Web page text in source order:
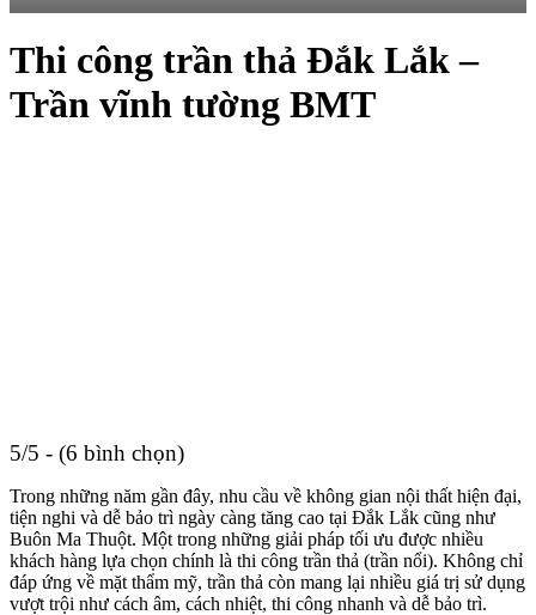
Thi công trần thả Đắk Lắk –
Trần vĩnh tường BMT
5/5 - (6 bình chọn)
Trong những năm gần đây, nhu cầu về không gian nội thất hiện đại,
tiện nghi và dễ bảo trì ngày càng tăng cao tại Đắk Lắk cũng như
Buôn Ma Thuột. Một trong những giải pháp tối ưu được nhiều
khách hàng lựa chọn chính là thi công trần thả (trần nổi). Không chỉ
đáp ứng về mặt thẩm mỹ, trần thả còn mang lại nhiều giá trị sử dụng
vượt trội như cách âm, cách nhiệt, thi công nhanh và dễ bảo trì.